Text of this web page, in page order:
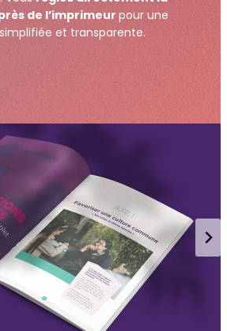
de l’imprimeurpour une
et transparente.